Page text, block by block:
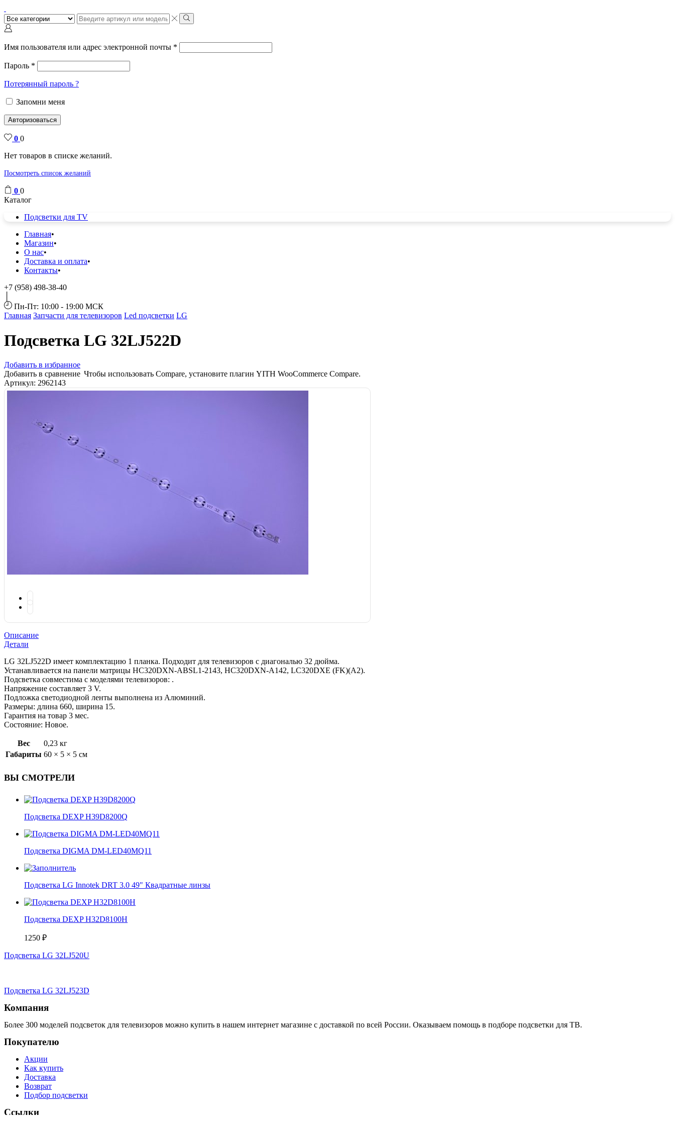
Поиск
ввода
Поиск
Имя пользователя или адрес электронной почты *
Пароль *
Потерянный пароль ?
Запомни меня
Авторизоваться
0 0
Нет товаров в списке желаний.
Посмотреть список желаний
0 0
Каталог
Подсветки для TV
Главная
Магазин
О нас
Доставка и оплата
Контакты
+7 (958) 498-38-40
Пн-Пт: 10:00 - 19:00 МСК
Главная Запчасти для телевизоров Led подсветки LG
Подсветка LG 32LJ522D
Добавить в избранное
Добавить в сравнение Чтобы использовать Compare, установите плагин YITH WooCommerce Compare.
Артикул: 2962143
Описание
Детали
LG 32LJ522D имеет комплектацию 1 планка. Подходит для телевизоров с диагональю 32 дюйма.
Устанавливается на панели матрицы HC320DXN-ABSL1-2143, HC320DXN-A142, LC320DXE (FK)(A2).
Подсветка совместима с моделями телевизоров: .
Напряжение составляет 3 V.
Подложка светодиодной ленты выполнена из Алюминий.
Размеры: длина 660, ширина 15.
Гарантия на товар 3 мес.
Состояние: Новое.
Вес
0,23 кг
Габариты 60 × 5 × 5 см
ВЫ СМОТРЕЛИ
Подсветка DEXP H39D8200Q
Подсветка DIGMA DM-LED40MQ11
Подсветка LG Innotek DRT 3.0 49" Квадратные линзы
Подсветка DEXP H32D8100H
1250 ₽
Подсветка LG 32LJ520U
Подсветка LG 32LJ523D
Компания
Более 300 моделей подсветок для телевизоров можно купить в нашем интернет магазине с доставкой по всей России. Оказываем помощь в подборе подсветки для ТВ.
Покупателю
Акции
Как купить
Доставка
Возврат
Подбор подсветки
Ссылки